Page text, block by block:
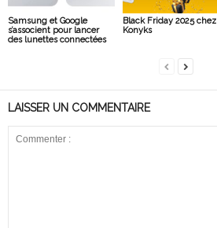
Samsung et Google
s’associent pour lancer
des lunettes connectées
Black Friday 2025 chez
Konyks
LAISSER UN COMMENTAIRE